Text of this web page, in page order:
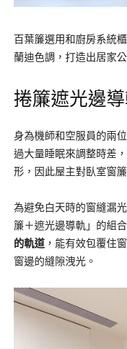
百葉簾選用和廚房系統
蘭迪色調，打造出居家
捲簾遮光邊
身為機師和空服員的兩
過大量睡眠來調整時差
形，因此屋主對臥室窗
為避免白天時的窗縫漏
簾＋遮光邊導軌」的組合
的軌道 ，能有效包覆住
窗邊的縫隙洩光。